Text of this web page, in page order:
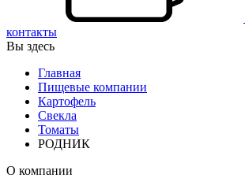
контакты
Вы здесь
Главная
Пищевые компании
Картофель
Свекла
Томаты
РОДНИК
О компании